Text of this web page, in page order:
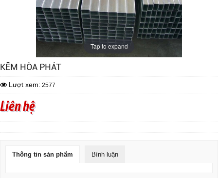
Tap to expand
KẼM HÒA PHÁT
Lượt xem: 2577
Liên hệ
Thông tin sản phẩm Bình luận